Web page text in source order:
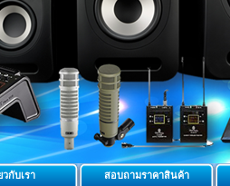
วกับเรา สอบถามราคาสินค้า